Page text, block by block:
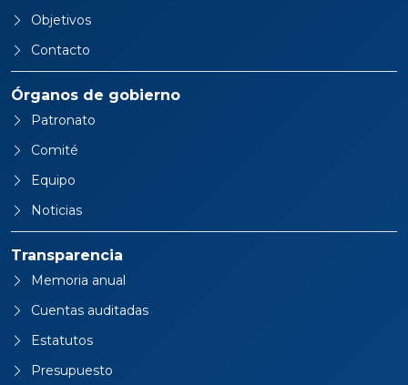
Objetivos
Contacto
Órganos de gobierno
Patronato
Comité
Equipo
Noticias
Transparencia
Memoria anual
Cuentas auditadas
Estatutos
Presupuesto